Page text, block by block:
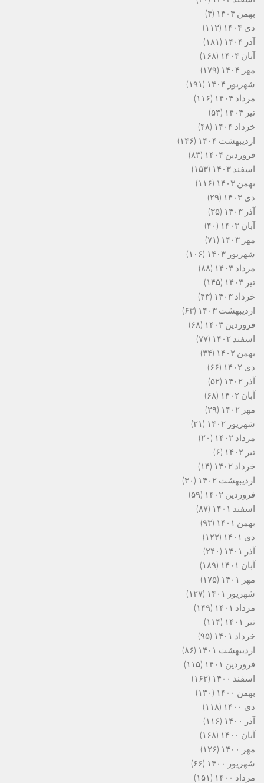
بهمن ۱۴۰۴
(۴)
دی ۱۴۰۴
(۱۱۲)
آذر ۱۴۰۴
(۱۸۱)
آبان ۱۴۰۴
(۱۶۸)
مهر ۱۴۰۴
(۱۷۹)
شهریور ۱۴۰۴
(۱۹۱)
مرداد ۱۴۰۴
(۱۱۶)
تیر ۱۴۰۴
(۵۳)
خرداد ۱۴۰۴
(۴۸)
اردیبهشت ۱۴۰۴
(۱۴۶)
فروردین ۱۴۰۴
(۸۳)
اسفند ۱۴۰۳
(۱۵۳)
بهمن ۱۴۰۳
(۱۱۶)
دی ۱۴۰۳
(۲۹)
آذر ۱۴۰۳
(۳۵)
آبان ۱۴۰۳
(۴۰)
مهر ۱۴۰۳
(۷۱)
شهریور ۱۴۰۳
(۱۰۶)
مرداد ۱۴۰۳
(۸۸)
تیر ۱۴۰۳
(۱۴۵)
خرداد ۱۴۰۳
(۴۳)
اردیبهشت ۱۴۰۳
(۶۳)
فروردین ۱۴۰۳
(۶۸)
اسفند ۱۴۰۲
(۷۷)
بهمن ۱۴۰۲
(۳۴)
دی ۱۴۰۲
(۶۶)
آذر ۱۴۰۲
(۵۲)
آبان ۱۴۰۲
(۶۸)
مهر ۱۴۰۲
(۲۹)
شهریور ۱۴۰۲
(۲۱)
مرداد ۱۴۰۲
(۲۰)
تیر ۱۴۰۲
(۶)
خرداد ۱۴۰۲
(۱۴)
اردیبهشت ۱۴۰۲
(۳۰)
فروردین ۱۴۰۲
(۵۹)
اسفند ۱۴۰۱
(۸۷)
بهمن ۱۴۰۱
(۹۳)
دی ۱۴۰۱
(۱۲۲)
آذر ۱۴۰۱
(۲۴۰)
آبان ۱۴۰۱
(۱۸۹)
مهر ۱۴۰۱
(۱۷۵)
شهریور ۱۴۰۱
(۱۲۷)
مرداد ۱۴۰۱
(۱۴۹)
تیر ۱۴۰۱
(۱۱۴)
خرداد ۱۴۰۱
(۹۵)
اردیبهشت ۱۴۰۱
(۸۶)
فروردین ۱۴۰۱
(۱۱۵)
اسفند ۱۴۰۰
(۱۶۲)
بهمن ۱۴۰۰
(۱۳۰)
دی ۱۴۰۰
(۱۱۸)
آذر ۱۴۰۰
(۱۱۶)
آبان ۱۴۰۰
(۱۶۸)
مهر ۱۴۰۰
(۱۲۶)
شهریور ۱۴۰۰
(۶۶)
مرداد ۱۴۰۰
(۱۵۱)